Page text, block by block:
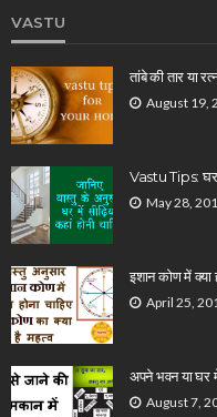
VASTU
तांबे की तार या
August 19,
Vastu Tips: घर
May 28,
इशान कोण में क्या
April 25,
अपने भवन या घर
August 7,